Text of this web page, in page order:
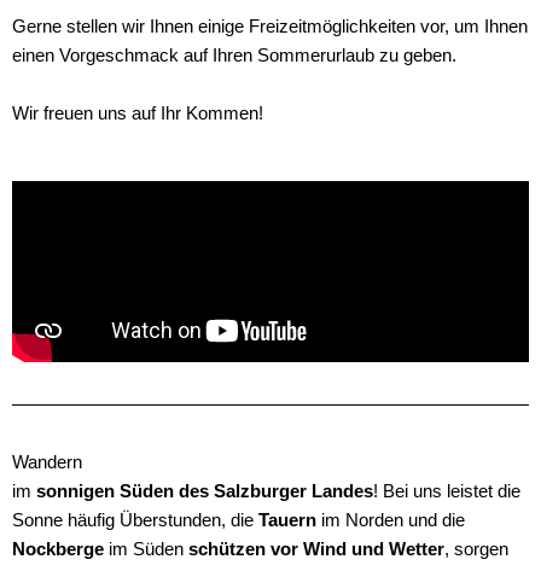
Gerne stellen wir Ihnen einige Freizeitmöglichkeiten vor, um Ihnen
einen Vorgeschmack auf Ihren Sommerurlaub zu geben.
Wir freuen uns auf Ihr Kommen!
Wandern
im sonnigen Süden des Salzburger Landes! Bei uns leistet die
Sonne häufig Überstunden, die Tauern im Norden und die
Nockberge im Süden schützen vor Wind und Wetter, sorgen